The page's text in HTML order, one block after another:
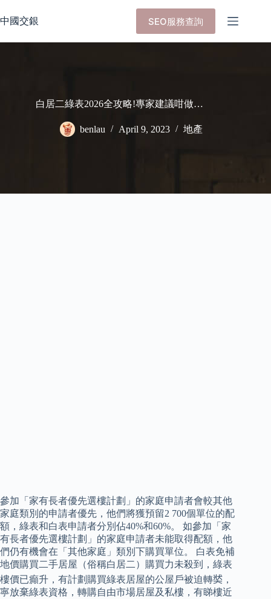
to
content
中國交銀 SEO服務查詢
白居二綠表2026全攻略!專家建議咁做…
benlau April 9, 2023 地產
參加「家有長者優先選樓計劃」的家庭申請者會較其他
家庭類別的申請者優先，他們將獲預留2 700個單位的配
額，綠表和白表申請者分別佔40%和60%。 如參加「家
有長者優先選樓計劃」的家庭申請者未能取得配額，他
們仍有機會在「其他家庭」類別下購買單位。 白表免補
地價購買二手居屋（俗稱白居二）購買力未殺到，綠表
樓價已癲升，有計劃購買綠表居屋的公屋戶被迫轉𡘾，
寧放棄綠表資格，轉購自由市場居屋及私樓，有睇樓近